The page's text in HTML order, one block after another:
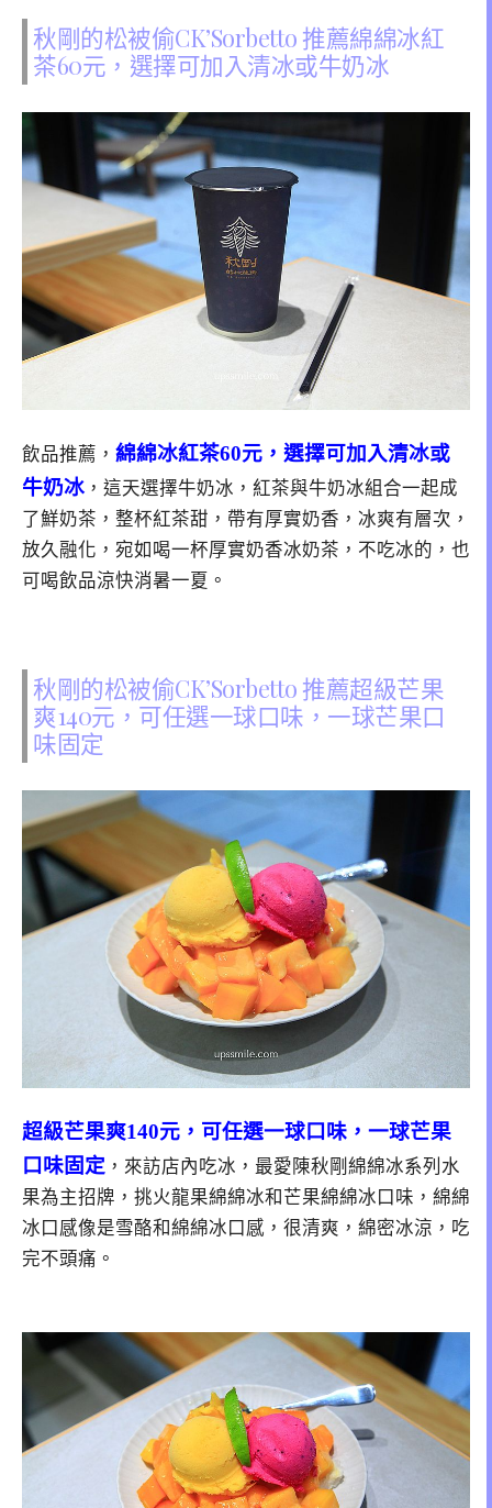
秋剛的松被偷CK’Sorbetto 推薦綿綿冰紅
茶60元，選擇可加入清冰或牛奶冰
飲品推薦， 綿綿冰紅茶60元，選擇可加入清冰或
牛奶冰 ，這天選擇牛奶冰，紅茶與牛奶冰組合一起成
了鮮奶茶，整杯紅茶甜，帶有厚實奶香，冰爽有層次，
放久融化，宛如喝一杯厚實奶香冰奶茶，不吃冰的，也
可喝飲品涼快消暑一夏。
秋剛的松被偷CK’Sorbetto 推薦超級芒果
爽140元，可任選一球口味，一球芒果口
味固定
超級芒果爽140元，可任選一球口味，一球芒果
口味固定 ，來訪店內吃冰，最愛陳秋剛綿綿冰系列水
果為主招牌，挑火龍果綿綿冰和芒果綿綿冰口味，綿綿
冰口感像是雪酪和綿綿冰口感，很清爽，綿密冰涼，吃
完不頭痛。